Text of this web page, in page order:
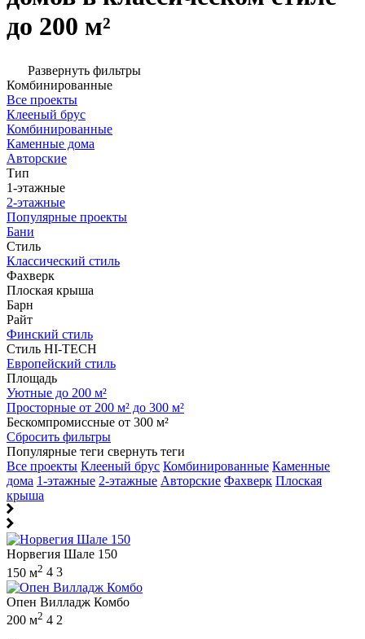
до 200 м²
Развернуть фильтры
Комбинированные
Все проекты
Клееный брус
Комбинированные
Каменные дома
Авторские
Тип
1-этажные
2-этажные
Популярные проекты
Бани
Стиль
Классический стиль
Фахверк
Плоская крыша
Барн
Райт
Финский стиль
Стиль HI-TECH
Европейский стиль
Площадь
Уютные до 200 м²
Просторные от 200 м² до 300 м²
Бескомпромиссные от 300 м²
Сбросить фильтры
Популярные теги свернуть теги
Все проекты Клееный брус Комбинированные Каменные
дома 1-этажные 2-этажные Авторские Фахверк Плоская
крыша
Норвегия Шале 150
150 м2 4 3
Опен Вилладж Комбо
200 м2 4 2